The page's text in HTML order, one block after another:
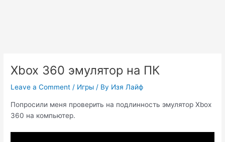
Xbox 360 эмулятор на ПК
Leave a Comment / Игры / By Изя Лайф
Попросили меня проверить на подлинность эмулятор Xbox
360 на компьютер.